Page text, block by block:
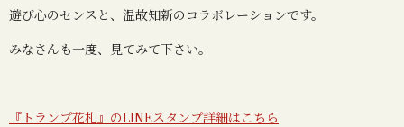
遊び心のセンスと、温故知新のコラボレーションです。
みなさんも一度、見てみて下さい。
『トランプ花札』のLINEスタンプ詳細はこちら